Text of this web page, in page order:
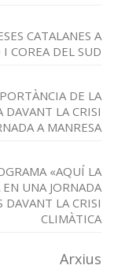
CATALANES A
COREA DEL SUD
DE LA
DAVANT LA CRISI
A MANRESA
«AQUÍ LA
UNA JORNADA
DAVANT LA CRISI
CLIMÀTICA
Arxius